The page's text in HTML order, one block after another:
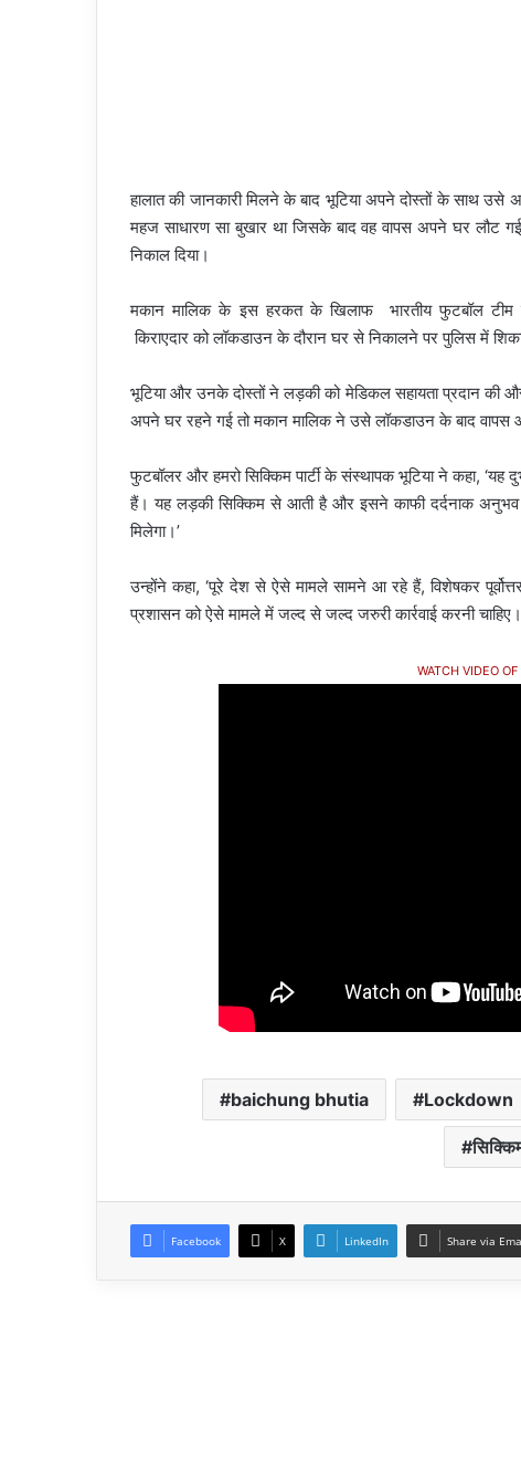
हालात की जानकारी मिलने के बाद भूटिया अपने दोस्तों के साथ
महज साधारण सा बुखार था जिसके बाद वह वापस अपने घर लौट
निकाल दिया।
मकान मालिक के इस हरकत के खिलाफ भारतीय फुटबॉल टीम
किराएदार को लॉकडाउन के दौरान घर से निकालने पर पुलिस में
भूटिया और उनके दोस्तों ने लड़की को मेडिकल सहायता प्रदान की
अपने घर रहने गई तो मकान मालिक ने उसे लॉकडाउन के बाद
फुटबॉलर और हमरो सिक्किम पार्टी के संस्थापक भूटिया ने कहा,
हैं। यह लड़की सिक्किम से आती है और इसने काफी दर्दनाक
मिलेगा।’
उन्होंने कहा, ‘पूरे देश से ऐसे मामले सामने आ रहे हैं, विशेषकर
प्रशासन को ऐसे मामले में जल्द से जल्द जरुरी कार्रवाई करनी
WATCH VIDEO
baichung bhutia Lockdown
Facebook X LinkedIn Share via